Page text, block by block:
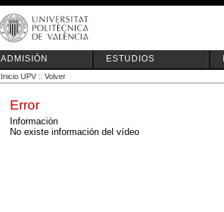
ADMISIÓN ESTUDIOS
Inicio UPV :: Volver
Error
Información
No existe información del vídeo